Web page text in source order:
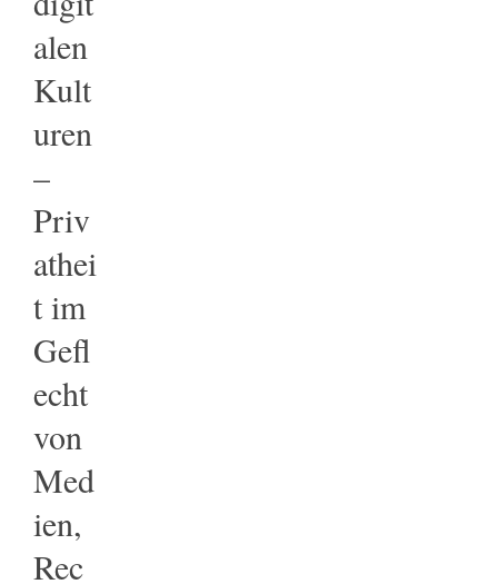
alen
Kult
uren
–
Priv
athei
t im
Gefl
echt
von
Med
ien,
Rec